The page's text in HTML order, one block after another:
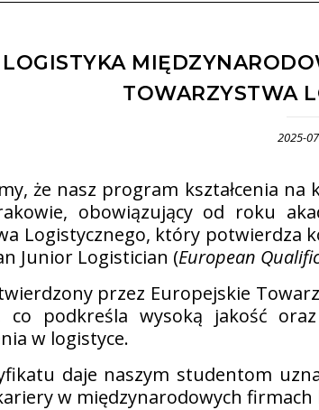
TOWARZYSTWA
2025-
że nasz program kształcenia
obowiązujący od roku
Logistycznego, który potwierdza
Junior Logistician (European
przez Europejskie
co podkreśla wysoką jakość
w logistyce.
daje naszym studentom
w międzynarodowych firmach